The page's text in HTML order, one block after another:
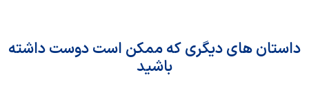
داستان های دیگری که ممکن است دوست داشته
باشید